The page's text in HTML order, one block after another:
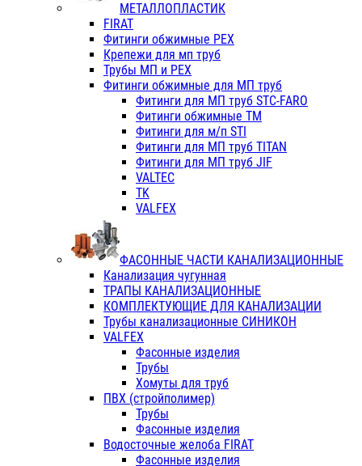
МЕТАЛЛОПЛАСТИК
FIRAT
Фитинги обжимные PEX
Крепежи для мп труб
Трубы МП и PEX
Фитинги обжимные для МП труб
Фитинги для МП труб STC-FARO
Фитинги обжимные ТМ
Фитинги для м/п STI
Фитинги для МП труб TITAN
Фитинги для МП труб JIF
VALTEC
TK
VALFEX
ФАСОННЫЕ ЧАСТИ КАНАЛИЗАЦИОННЫЕ
Канализация чугунная
ТРАПЫ КАНАЛИЗАЦИОННЫЕ
КОМПЛЕКТУЮЩИЕ ДЛЯ КАНАЛИЗАЦИИ
Трубы канализационные СИНИКОН
VALFEX
Фасонные изделия
Трубы
Хомуты для труб
ПВХ (стройполимер)
Трубы
Фасонные изделия
Водосточные желоба FIRAT
Фасонные изделия